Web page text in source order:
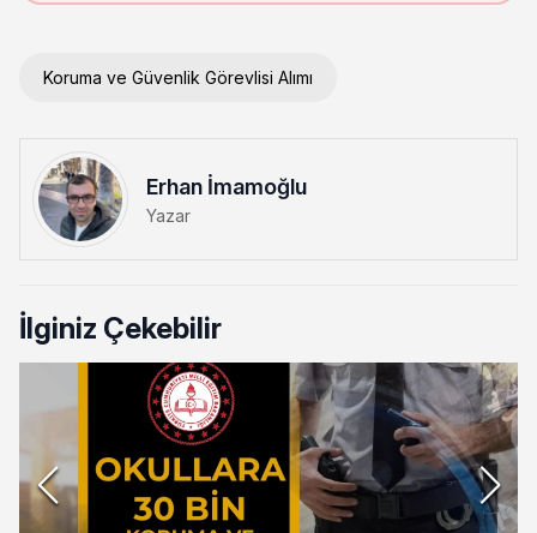
Koruma ve Güvenlik Görevlisi Alımı
Erhan İmamoğlu
Yazar
İlginiz Çekebilir